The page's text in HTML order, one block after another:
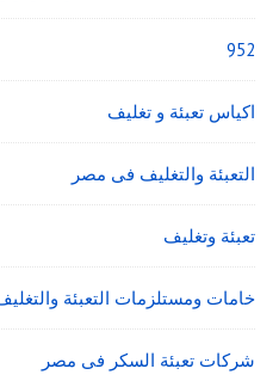
952
اكياس تعبئة و تغليف
التعبئة والتغليف فى مصر
تعبئة وتغليف
خامات ومستلزمات التعبئة
شركات تعبئة السكر فى مصر